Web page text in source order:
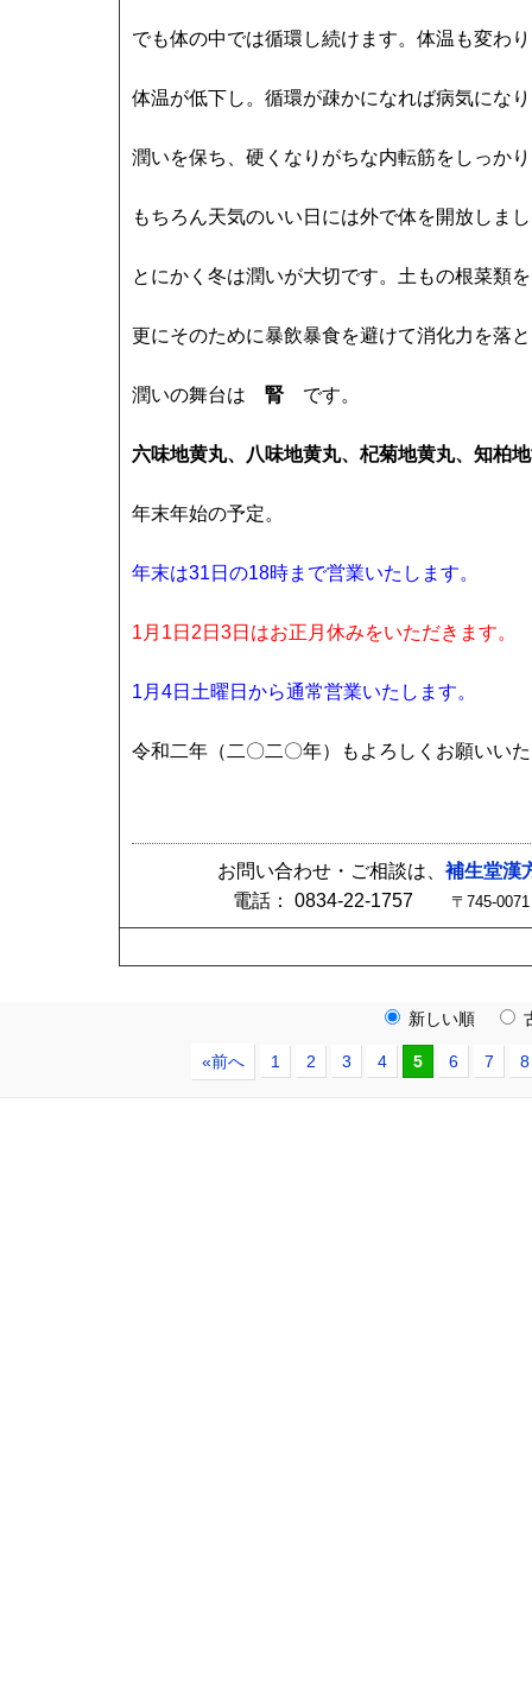
でも体の中では循環し続けます。体温も変わ
体温が低下し。循環が疎かになれば病気にな
潤いを保ち、硬くなりがちな内転筋をしっか
もちろん天気のいい日には外で体を開放しま
とにかく冬は潤いが大切です。土もの根菜類
更にそのために暴飲暴食を避けて消化力を落
潤いの舞台は 腎 です。
六味地黄丸、八味地黄丸、杞菊地黄丸、知柏
年末年始の予定。
年末は31日の18時まで営業いたします。
1月1日2日3日はお正月休みをいただきます。
1月4日土曜日から通常営業いたします。
令和二年（二〇二〇年）もよろしくお願いい
お問い合わせ・ご相談は、 補生堂漢
電話： 0834-22-1757 〒745-
新しい順
«前へ 1 2 3 4 5 6 7 8